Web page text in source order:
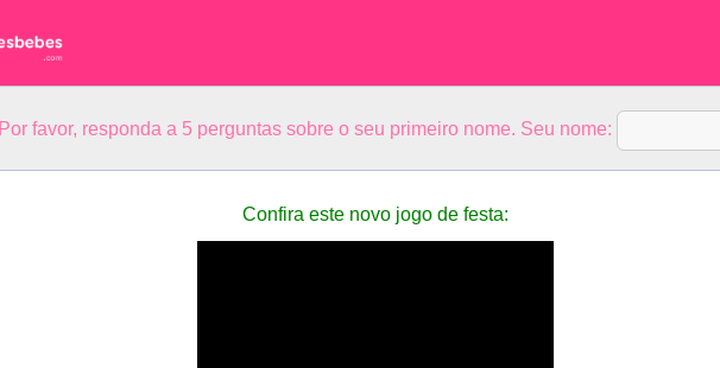
Por favor, responda a 5 perguntas sobre o seu primeiro nome. Seu nome:
Confira este novo jogo de festa: